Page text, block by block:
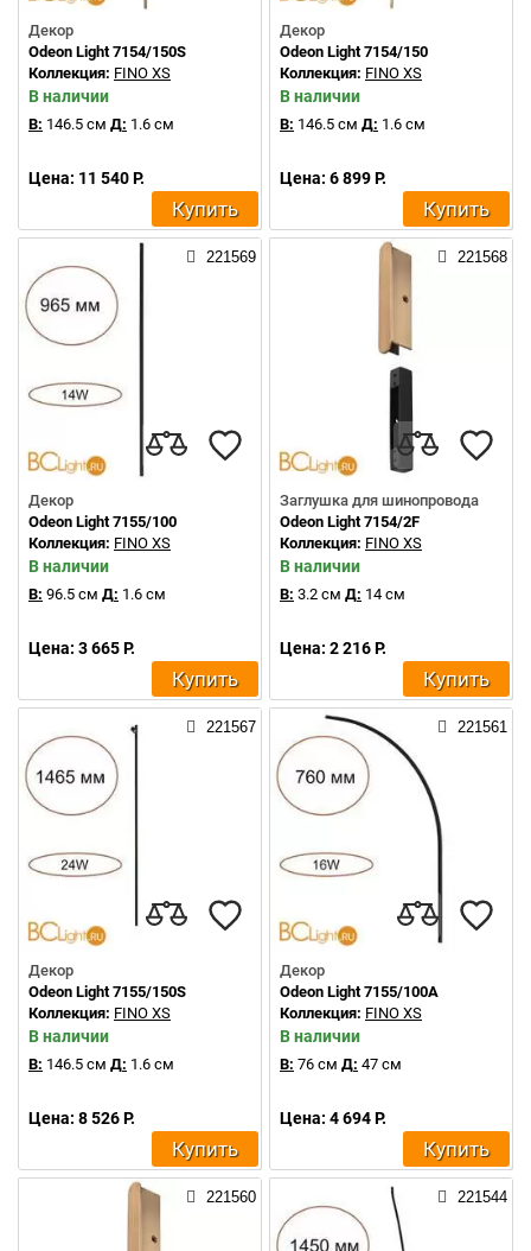
Декор
Odeon Light 7154/150S
Коллекция: FINO XS
В наличии
В: 146.5 см Д: 1.6 см
Цена: 11 540 Р.
Купить
Декор
Odeon Light 7154/150
Коллекция: FINO XS
В наличии
В: 146.5 см Д: 1.6 см
Цена: 6 899 Р.
Купить
221569
Декор
Odeon Light 7155/100
Коллекция: FINO XS
В наличии
В: 96.5 см Д: 1.6 см
Цена: 3 665 Р.
Купить
221568
Заглушка для шинопровода
Odeon Light 7154/2F
Коллекция: FINO XS
В наличии
В: 3.2 см Д: 14 см
Цена: 2 216 Р.
Купить
221567
Декор
Odeon Light 7155/150S
Коллекция: FINO XS
В наличии
В: 146.5 см Д: 1.6 см
Цена: 8 526 Р.
Купить
221561
Декор
Odeon Light 7155/100A
Коллекция: FINO XS
В наличии
В: 76 см Д: 47 см
Цена: 4 694 Р.
Купить
221560 221544